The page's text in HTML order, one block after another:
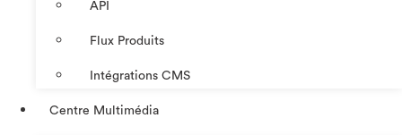
API
Flux Produits
Intégrations CMS
Centre Multimédia